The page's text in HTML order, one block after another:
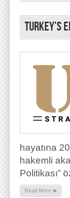
turkey’s
hayatına
hakemli
Politikası”
Read More »